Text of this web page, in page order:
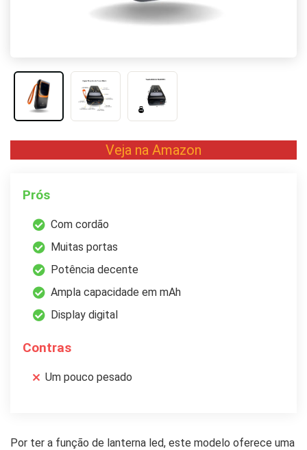
Veja na Amazon
Prós
Com cordão
Muitas portas
Potência decente
Ampla capacidade em mAh
Display digital
Contras
Um pouco pesado
Por ter a função de lanterna led, este modelo oferece uma